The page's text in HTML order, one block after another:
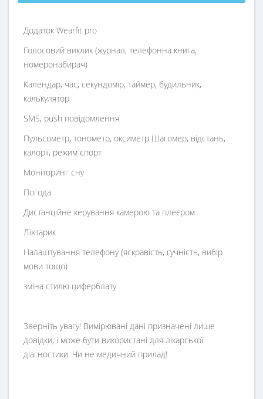
Додаток Wearfit pro
Голосовий виклик (журнал, телефонна книга,
номеронабирач)
Календар, час, секундомір, таймер, будильник,
калькулятор
SMS, push повідомлення
Пульсометр, тонометр, оксиметр Шагомер, відстань,
калорії, режим спорт
Моніторинг сну
Погода
Дистанційне керування камерою та плеєром
Ліхтарик
Налаштування телефону (яскравість, гучність, вибір
мови тощо)
зміна стилю циферблату
Зверніть увагу! Вимірювані дані призначені лише
довідки, і може бути використані для лікарської
діагностики. Чи не медичний прилад!